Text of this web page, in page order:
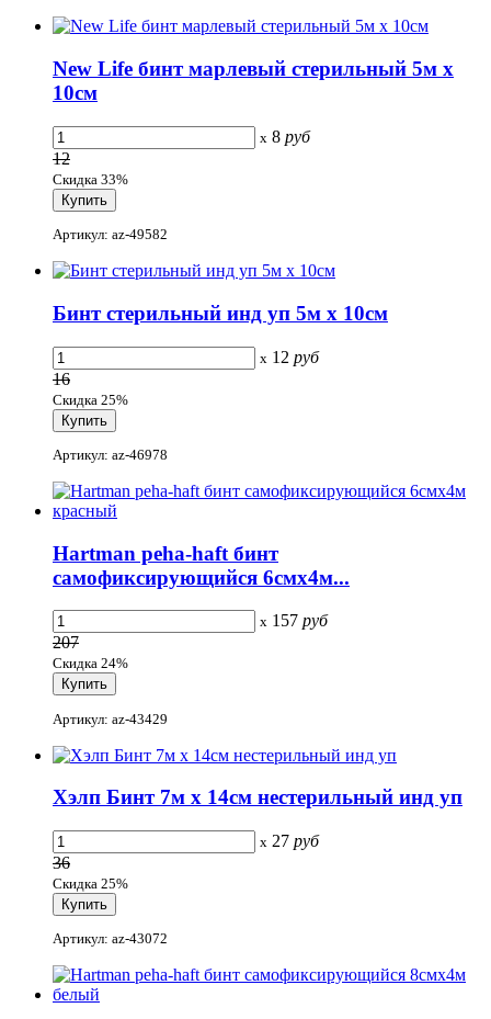
New Life бинт марлевый стерильный 5м х
10см
x 8 руб
12
Скидка 33%
Артикул: az-49582
Бинт стерильный инд уп 5м х 10см
x 12 руб
16
Скидка 25%
Артикул: az-46978
Hartman peha-haft бинт
самофиксирующийся 6смх4м...
x 157 руб
207
Скидка 24%
Артикул: az-43429
Хэлп Бинт 7м х 14см нестерильный инд уп
x 27 руб
36
Скидка 25%
Артикул: az-43072